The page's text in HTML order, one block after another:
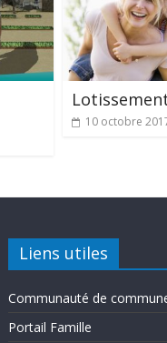
10 octobre
Liens utiles
Communauté de
Portail Famille